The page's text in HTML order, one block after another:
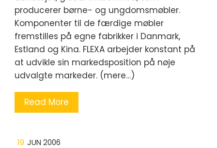
producerer børne- og ungdomsmøbler.
Komponenter til de færdige møbler
fremstilles på egne fabrikker i Danmark,
Estland og Kina. FLEXA arbejder konstant på
at udvikle sin markedsposition på nøje
udvalgte markeder. (mere…)
Read More
19 JUN 2006